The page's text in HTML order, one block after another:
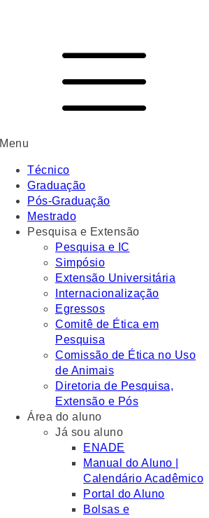
Menu
Técnico
Graduação
Pós-Graduação
Mestrado
Pesquisa e Extensão
Pesquisa e IC
Simpósio
Extensão Universitária
Internacionalização
Egressos
Comitê de Ética em
Pesquisa
Comissão de Ética no Uso
de Animais
Diretoria de Pesquisa,
Extensão e Pós
Área do aluno
Já sou aluno
ENADE
Manual do Aluno |
Calendário Acadêmico
Portal do Aluno
Bolsas e